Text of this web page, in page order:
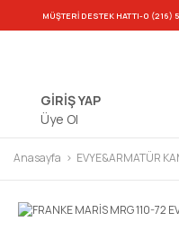
MÜŞTERİ DESTEK HATTI-0 (216)
GİRİŞ YAP
Üye Ol
Anasayfa EVYE&ARMATÜR